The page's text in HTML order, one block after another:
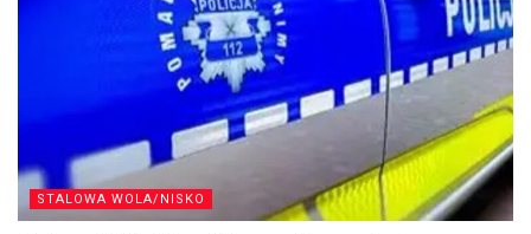
STALOWA WOLA/NISKO